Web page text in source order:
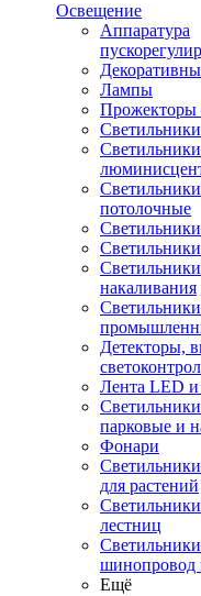
Освещение
Аппаратура
Лампы
Прожекторы
Светильники
потолочные
накаливания
Светильники
Детекторы,
Лента LED и
парковые и
Фонари
для растений
лестниц
шинопровод
Ещё